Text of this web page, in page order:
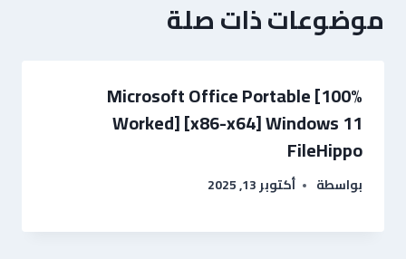
موضوعات ذات صلة
Microsoft Office Portable [100%
Worked] [x86-x64] Windows 11
FileHippo
بواسطة أكتوبر 13, 2025